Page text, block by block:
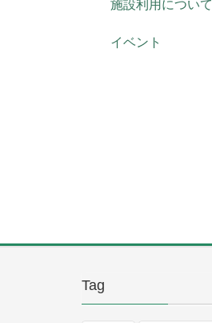
施設利用について
イベント
Tag